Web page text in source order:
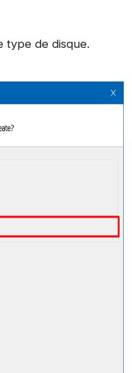
type de disque.